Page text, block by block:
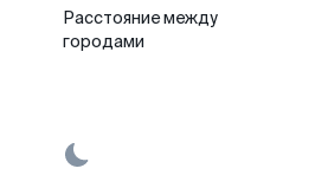
Расстояние между
городами